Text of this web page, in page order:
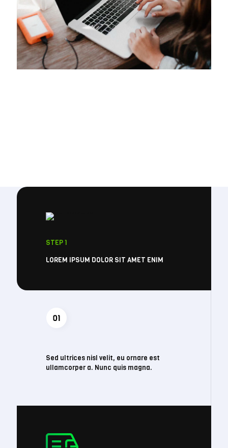
STEP 1
LOREM IPSUM DOLOR SIT AMET ENIM
Sed ultrices nisl velit, eu ornare est
ullamcorper a. Nunc quis magna.